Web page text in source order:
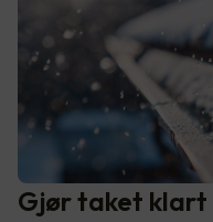
Gjør taket klart